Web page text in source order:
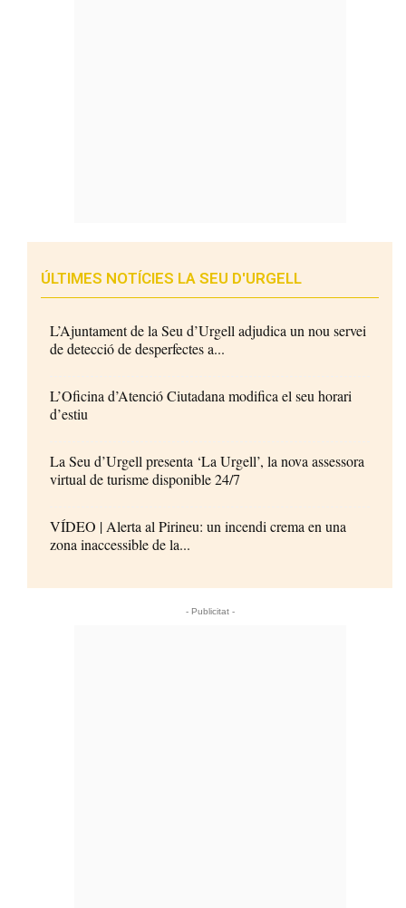
ÚLTIMES NOTÍCIES LA SEU D'URGELL
L’Ajuntament de la Seu d’Urgell adjudica un nou servei
de detecció de desperfectes a...
L’Oficina d’Atenció Ciutadana modifica el seu horari
d’estiu
La Seu d’Urgell presenta ‘La Urgell’, la nova assessora
virtual de turisme disponible 24/7
VÍDEO | Alerta al Pirineu: un incendi crema en una
zona inaccessible de la...
- Publicitat -